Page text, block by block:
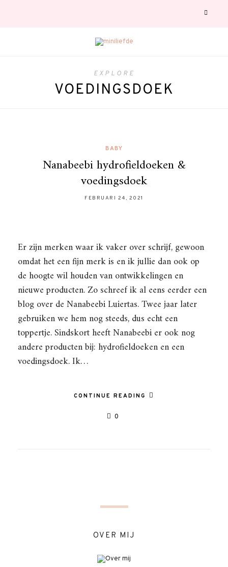
EXPLORE
VOEDINGSDOEK
BABY
Nanabeebi hydrofieldoeken &
voedingsdoek
FEBRUARI 24, 2021
Er zijn merken waar ik vaker over schrijf, gewoon
omdat het een fijn merk is en ik jullie dan ook op
de hoogte wil houden van ontwikkelingen en
nieuwe producten. Zo schreef ik al eens eerder een
blog over de Nanabeebi Luiertas. Twee jaar later
gebruiken we hem nog steeds, dus echt een
toppertje. Sindskort heeft Nanabeebi er ook nog
andere producten bij: hydrofieldoeken en een
voedingsdoek. Ik…
CONTINUE READING
0
OVER MIJ